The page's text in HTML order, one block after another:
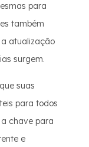
para
também
atualização
surgem.
suas
para todos
chave para
e